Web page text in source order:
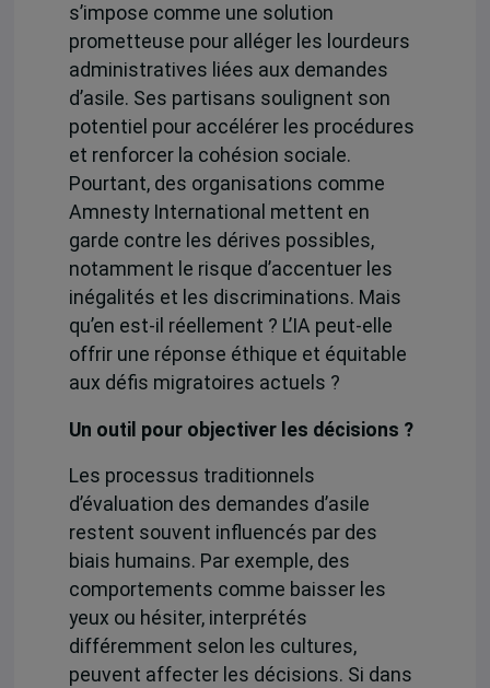
s’impose comme une solution
prometteuse pour alléger les lourdeurs
administratives liées aux demandes
d’asile. Ses partisans soulignent son
potentiel pour accélérer les procédures
et renforcer la cohésion sociale.
Pourtant, des organisations comme
Amnesty International mettent en
garde contre les dérives possibles,
notamment le risque d’accentuer les
inégalités et les discriminations. Mais
qu’en est-il réellement ? L’IA peut-elle
offrir une réponse éthique et équitable
aux défis migratoires actuels ?
Un outil pour objectiver les décisions ?
Les processus traditionnels
d’évaluation des demandes d’asile
restent souvent influencés par des
biais humains. Par exemple, des
comportements comme baisser les
yeux ou hésiter,interprétés
différemment selon les cultures,
peuvent affecter les décisions. Si dans